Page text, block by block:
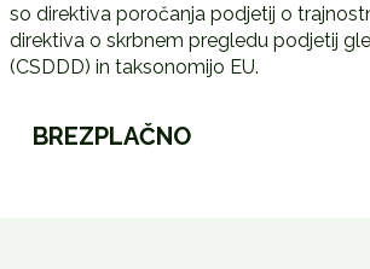
so direktiva poročanja podjetij o
direktiva o skrbnem pregledu podjetij
(CSDDD) in taksonomijo EU.
Zakonodajni
BREZPLAČNO